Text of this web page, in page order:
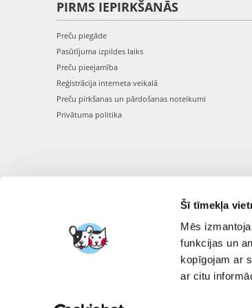
Šī tīmekļa
Mēs
funkcijas un
kopīgojam ar
ar citu
PIRMS IEPIRKŠANĀS
Preču piegāde
Pasūtījuma izpildes laiks
Preču pieejamība
Reģistrācija interneta veikalā
Preču pirkšanas un pārdošanas noteikumi
Privātuma politika